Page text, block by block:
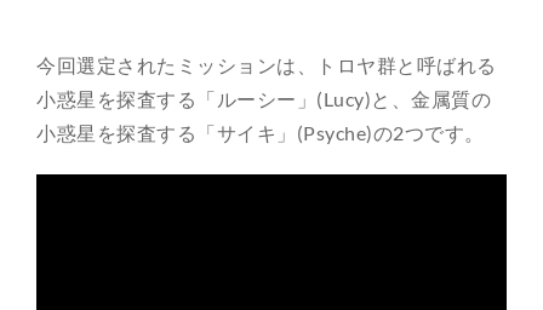
今回選定されたミッションは、トロヤ群と呼ばれる
小惑星を探査する「ルーシー」(Lucy)と、金属質の
小惑星を探査する「サイキ」(Psyche)の2つです。